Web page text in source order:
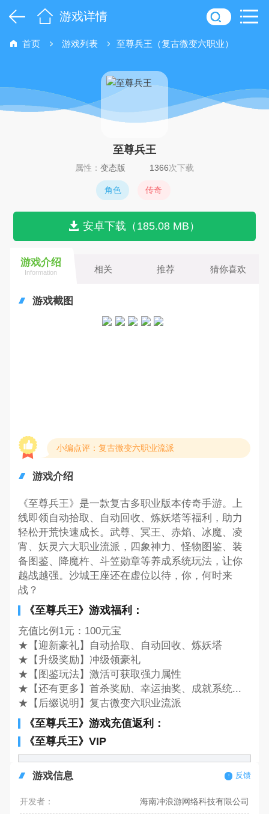
游戏详情
首页 游戏列表 至尊兵王（复古微变六职业）
至尊兵王
属性： 变态版 1366次下载
角色 传奇
安卓下载（185.08 MB）
游戏介绍
Information 相关 推荐 猜你喜欢
游戏截图
小编点评：复古微变六职业流派
游戏介绍
《至尊兵王》是一款复古多职业版本传奇手游。上
线即领自动拾取、自动回收、炼妖塔等福利，助力
轻松开荒快速成长。武尊、冥王、赤焰、冰魔、凌
宵、妖灵六大职业流派，四象神力、怪物图鉴、装
备图鉴、降魔杵、斗笠勋章等养成系统玩法，让你
越战越强。沙城王座还在虚位以待，你，何时来
战？
《至尊兵王》游戏福利：
充值比例1元：100元宝
★【迎新豪礼】自动拾取、自动回收、炼妖塔
★【升级奖励】冲级领豪礼
★【图鉴玩法】激活可获取强力属性
★【还有更多】首杀奖励、幸运抽奖、成就系统...
★【后缀说明】复古微变六职业流派
《至尊兵王》游戏充值返利：
《至尊兵王》VIP
游戏信息 反馈
开发者： 海南冲浪游网络科技有限公司